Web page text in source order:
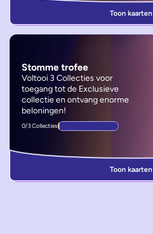
Toon kaarten
Stomme trofee
Voltooi 3 Collecties voor
toegang tot de Exclusieve
collectie en ontvang enorme
beloningen!
0/3 Collecties
Toon kaarten